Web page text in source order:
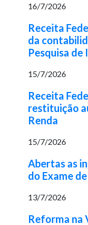
16/7/2026
Receita
da
Pesquisa
15/7/2026
Receita
restituição
Renda
15/7/2026
Abertas as
do Exame
13/7/2026
Reforma na